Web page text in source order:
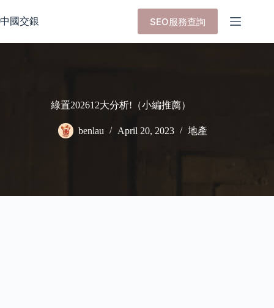
to
content
中國交銀 SEO服務查詢
綠置202612大分析!（小編推薦）
benlau April 20, 2023 地產